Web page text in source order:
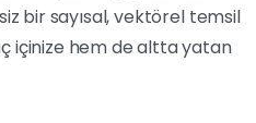
bir sayısal, vektörel temsil
içinize hem de altta yatan